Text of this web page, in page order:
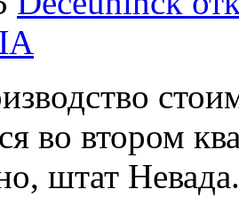
во втором
штат Невада.